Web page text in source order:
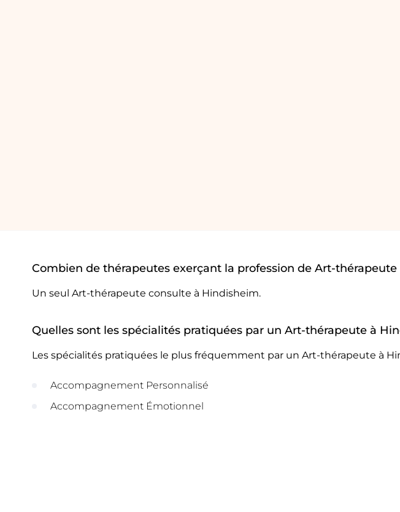
Combien de thérapeutes exerçant la profession de Art-
Un seul Art-thérapeute consulte à Hindisheim.
Quelles sont les spécialités pratiquées par un Art-thérapeute à
Les spécialités pratiquées le plus fréquemment par un Art-thérapeute à
Accompagnement Personnalisé
Accompagnement Émotionnel